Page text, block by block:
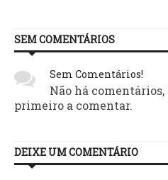
SEM COMENTÁRIOS
Sem Comentários!
Não há comentários,
primeiro a comentar.
DEIXE UM COMENTÁRIO